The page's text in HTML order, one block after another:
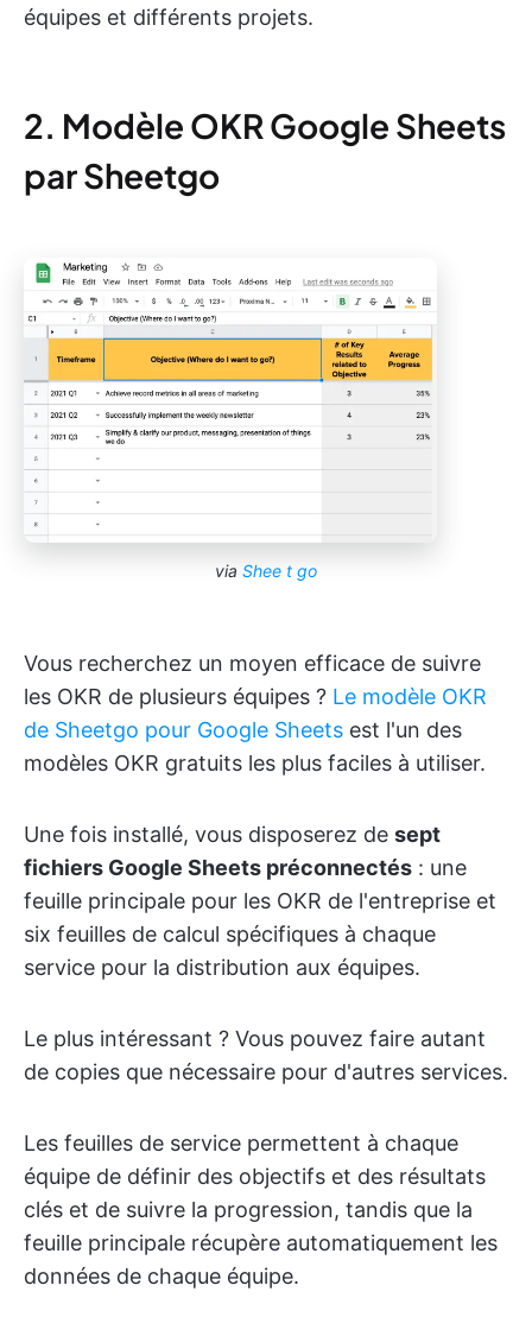
équipes et différents projets.
2. Modèle OKR Google Sheets
par Sheetgo
via Shee t go
Vous recherchez un moyen efficace de suivre
les OKR de plusieurs équipes ? Le modèle OKR
de Sheetgo pour Google Sheets est l'un des
modèles OKR gratuits les plus faciles à utiliser.
Une fois installé, vous disposerez de sept
fichiers Google Sheets préconnectés : une
feuille principale pour les OKR de l'entreprise et
six feuilles de calcul spécifiques à chaque
service pour la distribution aux équipes.
Le plus intéressant ? Vous pouvez faire autant
de copies que nécessaire pour d'autres services.
Les feuilles de service permettent à chaque
équipe de définir des objectifs et des résultats
clés et de suivre la progression, tandis que la
feuille principale récupère automatiquement les
données de chaque équipe.